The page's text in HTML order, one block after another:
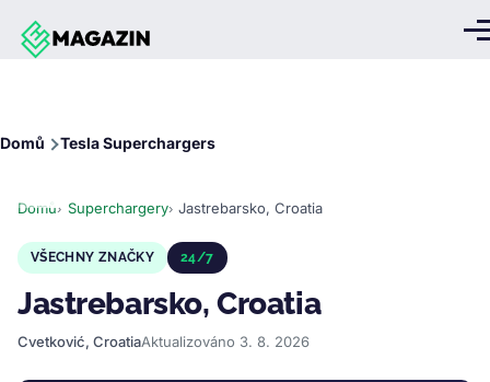
Přejít k hlavnímu obsahu
Domů Tesla Superchargers
Domů Superchargery Jastrebarsko, Croatia
VŠECHNY ZNAČKY 24/7
Jastrebarsko, Croatia
Cvetković, CroatiaAktualizováno 3. 8. 2026